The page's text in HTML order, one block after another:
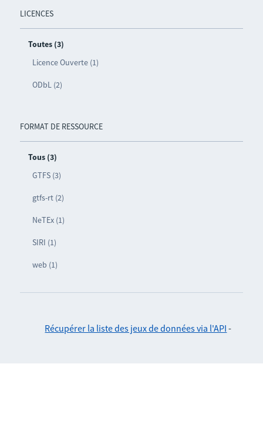
LICENCES
Toutes (3)
Licence Ouverte (1)
ODbL (2)
FORMAT DE RESSOURCE
Tous (3)
GTFS (3)
gtfs-rt (2)
NeTEx (1)
SIRI (1)
web (1)
Récupérer la liste des jeux de données via l'API -